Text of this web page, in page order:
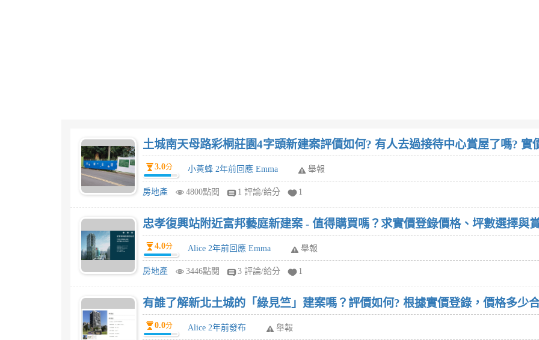
土城南天母路彩桐莊園4字頭新建案評價如何? 有人去過接待中心賞屋了嗎? 實
3.0分 小黃蜂 2年前回應 Emma 舉報
房地產 4800點閱 1 評論/給分 1
忠孝復興站附近富邦藝庭新建案 - 值得購買嗎？求實價登錄價格、坪數選擇與
4.0分 Alice 2年前回應 Emma 舉報
房地產 3446點閱 3 評論/給分 1
有誰了解新北土城的「綠見竺」建案嗎？評價如何? 根據實價登錄，價格多少
0.0分 Alice 2年前發布 舉報